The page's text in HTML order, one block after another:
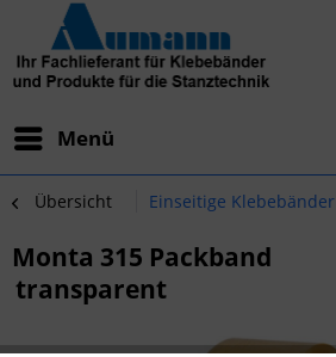
Menü
Übersicht Einseitige Klebebänder
Monta 315 Packband
transparent